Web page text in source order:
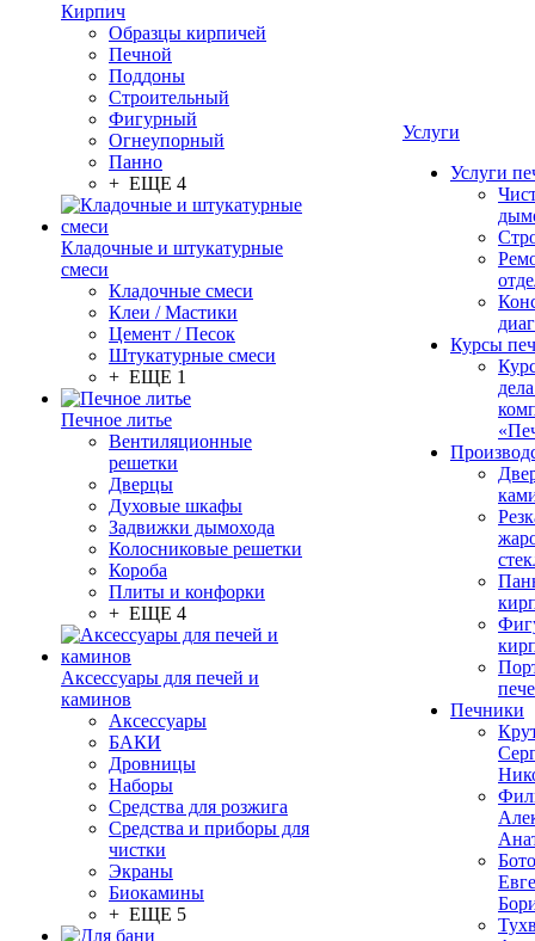
Кирпич
Образцы кирпичей
Печной
Поддоны
Строительный
Фигурный
Огнеупорный
Панно
+ ЕЩЕ 4
Кладочные и штукатурные
смеси
Кладочные смеси
Клеи / Мастики
Цемент / Песок
Штукатурные смеси
+ ЕЩЕ 1
Печное литье
Вентиляционные
решетки
Дверцы
Духовые шкафы
Задвижки дымохода
Колосниковые решетки
Короба
Плиты и конфорки
+ ЕЩЕ 4
Аксессуары для печей и
каминов
Аксессуары
БАКИ
Дровницы
Наборы
Средства для розжига
Средства и приборы для
чистки
Экраны
Биокамины
+ ЕЩЕ 5
Услуги
Услуги
Курсы
Печники